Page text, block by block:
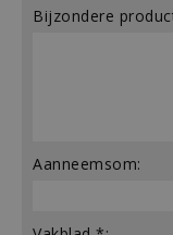
Bijzondere
Aanneemsom: